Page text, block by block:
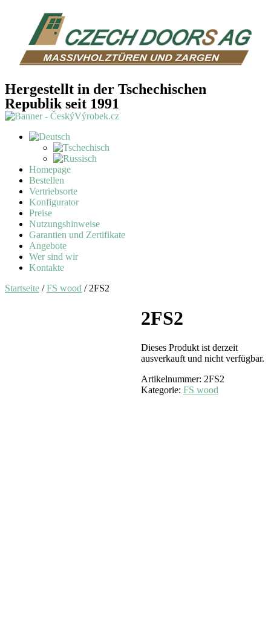
Hergestellt in der Tschechischen
Republik seit 1991
Homepage
Bestellen
Vertriebsorte
Konfigurator
Preise
Nutzungshinweise
Garantien und Zertifikate
Angebote
Wer sind wir
Kontakte
Startseite /FS wood / 2FS2
2FS2
Dieses Produkt ist derzeit
ausverkauft und nicht verfügbar.
Artikelnummer: 2FS2
Kategorie: FS wood